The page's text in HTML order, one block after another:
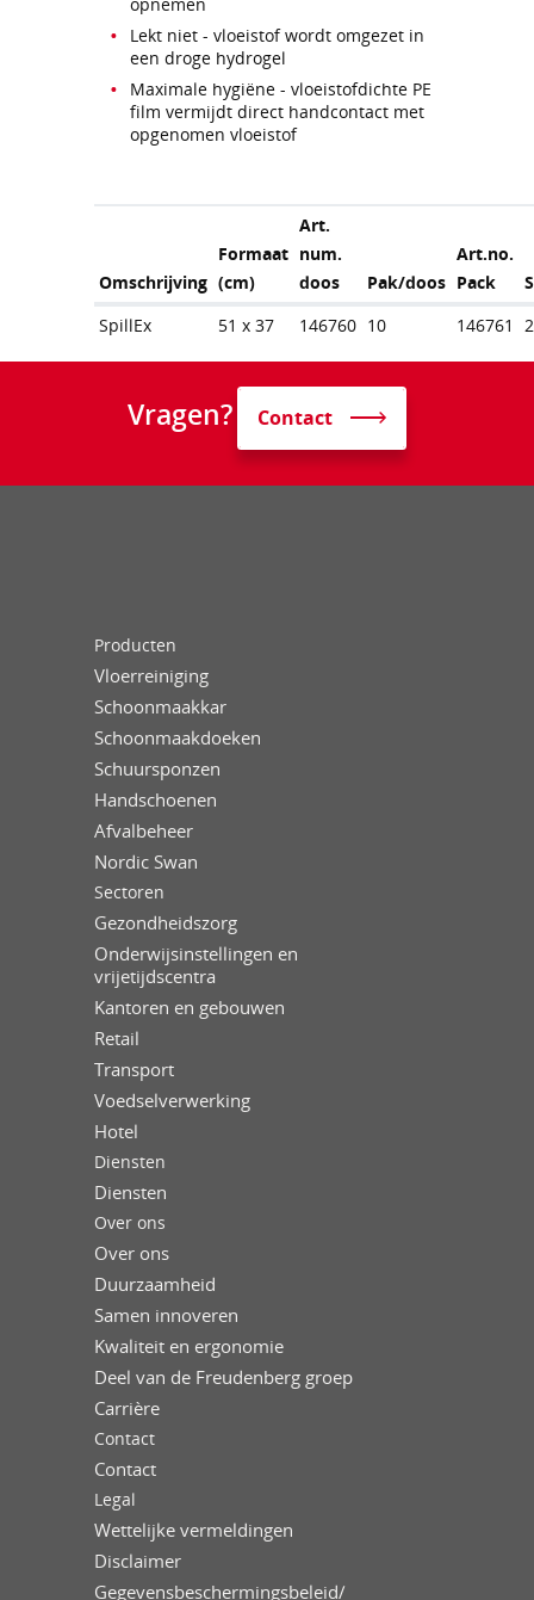
opnemen
Lekt niet - vloeistof wordt omgezet in
een droge hydrogel
Maximale hygiëne - vloeistofdichte PE
film vermijdt direct handcontact met
opgenomen vloeistof
Omschrijving
Formaat
(cm)
Art.
num.
doos
Pak/doos
Art.no.
Pack
SpillEx
51 x 37 146760 10 146761
Vragen? Contact
Producten
Vloerreiniging
Schoonmaakkar
Schoonmaakdoeken
Schuursponzen
Handschoenen
Afvalbeheer
Nordic Swan
Sectoren
Gezondheidszorg
Onderwijsinstellingen en
vrijetijdscentra
Kantoren en gebouwen
Retail
Transport
Voedselverwerking
Hotel
Diensten
Diensten
Over ons
Over ons
Duurzaamheid
Samen innoveren
Kwaliteit en ergonomie
Deel van de Freudenberg groep
Carrière
Contact
Contact
Legal
Wettelijke vermeldingen
Disclaimer
Gegevensbeschermingsbeleid/